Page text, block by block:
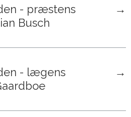
- præstens
Busch
→
- lægens
→